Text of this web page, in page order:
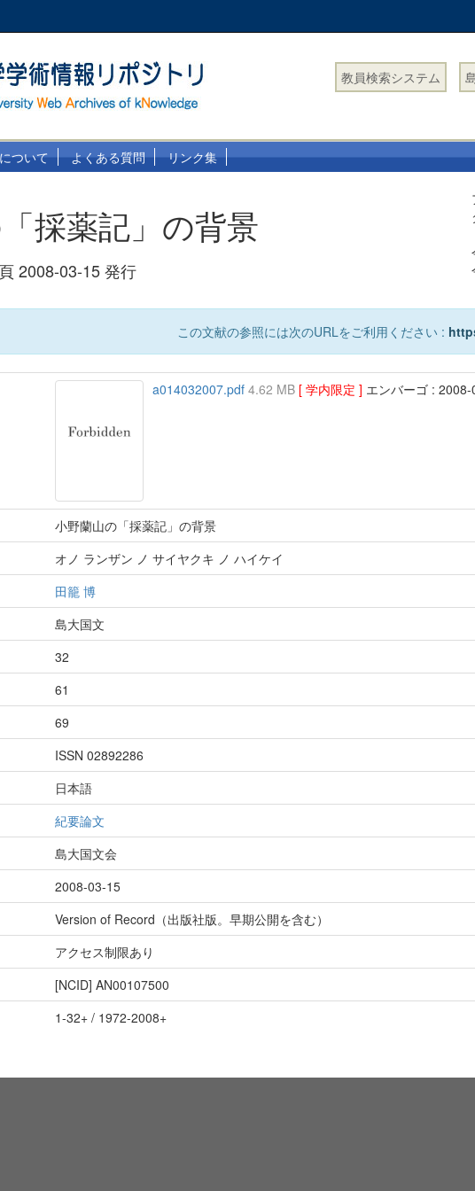
教員検索システム
ついて よくある質問 リンク集
採薬記」の背景
2008-03-15 発行
この文献の参照には次のURLをご利用ください :
a014032007.pdf4.62 MB [ 学内限定 ] エンバーゴ : 2008-
小野蘭山の「採薬記」の背景
オノ ランザン ノ サイヤクキ ノ ハイケイ
田籠 博
島大国文
32
61
69
ISSN 02892286
日本語
紀要論文
島大国文会
2008-03-15
Version of Record（出版社版。早期公開を含む）
アクセス制限あり
[NCID] AN00107500
1-32+ / 1972-2008+